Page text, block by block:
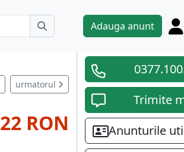
Adauga anunt
urmatorul
22 RON
Trimite
Anunturile